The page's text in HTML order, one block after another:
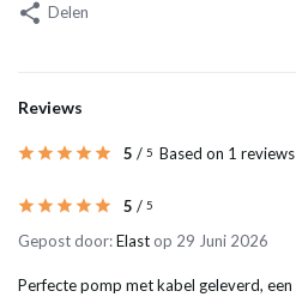
Delen
Reviews
5 / 5 Based on 1 reviews
5 / 5
Gepost door:Elast op 29 Juni 2026
Perfecte pomp met kabel geleverd, een